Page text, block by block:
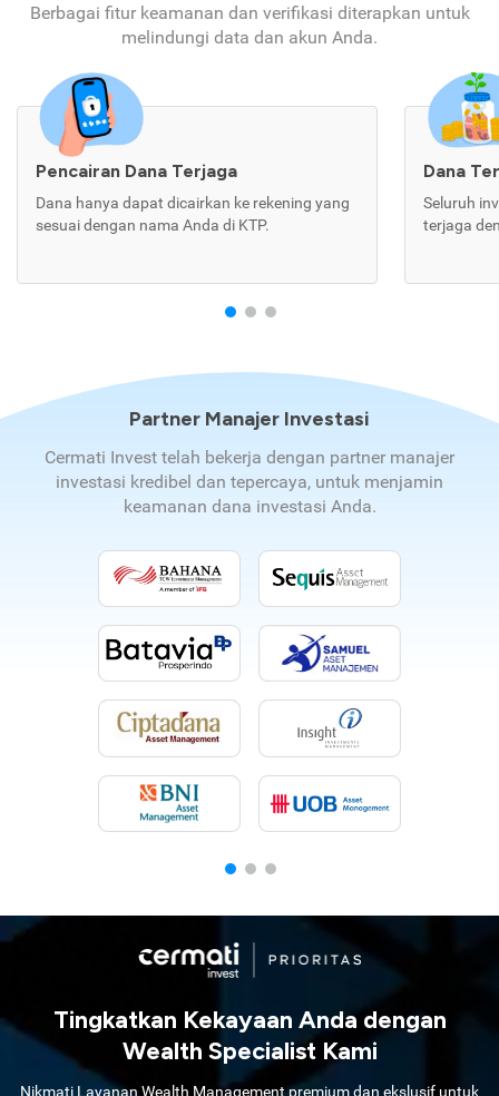
Berbagai fitur keamanan dan verifikasi diterapkan untuk
melindungi data dan akun Anda.
Pencairan Dana Terjaga
Dana hanya dapat dicairkan ke rekening yang
sesuai dengan nama Anda di KTP.
Dana
Seluruh
terjaga
Partner Manajer Investasi
Cermati Invest telah bekerja dengan partner manajer
investasi kredibel dan tepercaya, untuk menjamin
keamanan dana investasi Anda.
Tingkatkan Kekayaan Anda dengan
Wealth Specialist Kami
Nikmati Layanan Wealth Management premium dan ekslusif untuk